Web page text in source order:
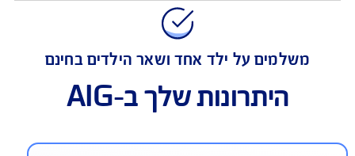
ביטוח למקרי מוות ו/או נכות צמיתה
הרחבה לסיכוני ספורט אתגרי